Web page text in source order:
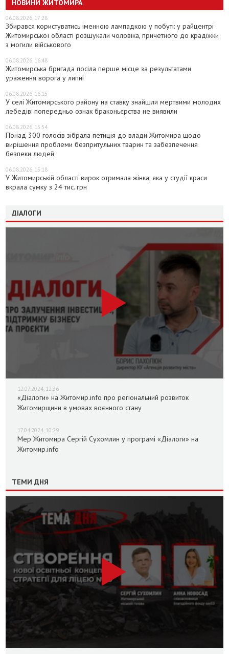
НОВИНИ ЖИТОМИРА
06.08.2026, 17:28
Збирався користуватись іменною лампадкою у побуті: у райцентрі
Житомирської області розшукали чоловіка, причетного до крадіжки
з могили військового
06.08.2026, 16:48
Житомирська бригада посіла перше місце за результатами
ураження ворога у липні
06.08.2026, 16:15
У селі Житомирського району на ставку знайшли мертвими молодих
лебедів: попередньо ознак браконьєрства не виявили
06.08.2026, 15:54
Понад 300 голосів зібрала петиція до влади Житомира щодо
вирішення проблеми безпритульних тварин та забезпечення
безпеки людей
06.08.2026, 15:18
У Житомирській області вирок отримала жінка, яка у студії краси
вкрала сумку з 24 тис. грн
ДІАЛОГИ
12.07.2024, 12:36
«Діалоги» на Житомир.info про регіональний розвиток
Житомирщини в умовах воєнного стану
17.04.2024, 10:29
Мер Житомира Сергій Сухомлин у програмі «Діалоги» на
Житомир.info
ТЕМИ ДНЯ